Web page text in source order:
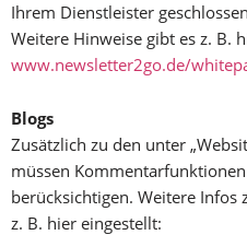
Ihrem Dienstleister
Weitere Hinweise gibt es z. B.
www.newsletter2go.de/
Blogs
Zusätzlich zu den unter
müssen
berücksichtigen. Weitere Infos
z. B. hier eingestellt: